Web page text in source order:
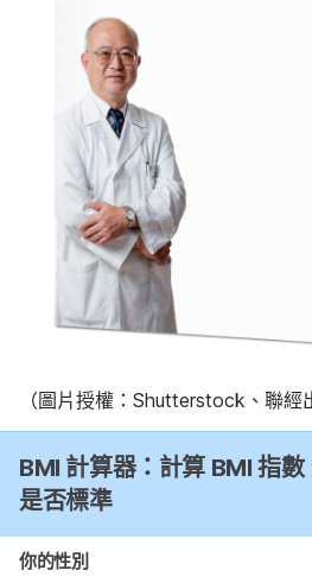
（圖片授權：Shutterstock、聯經
BMI 計算器：計算 BMI 指
是否標準
你的性別